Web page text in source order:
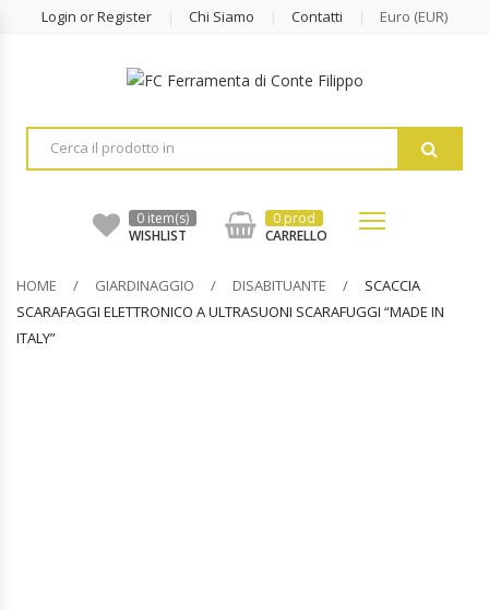
Prodotti In Offerta
Home Page
Acquista
Login or Register Chi Siamo Contatti Euro (EUR)
0 item(s)
WISHLIST
0 prod
CARRELLO
HOME GIARDINAGGIO DISABITUANTE
SCACCIA
SCARAFAGGI ELETTRONICO A ULTRASUONI SCARAFUGGI “MADE IN
ITALY”